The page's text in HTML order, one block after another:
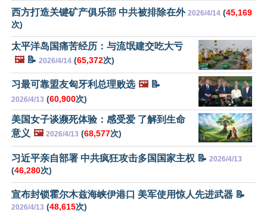
西方打造关键矿产俱乐部 中共被排除在外 2026/4/14 (45,169
次)
太平洋岛国痛苦经历：与流氓建交吃大亏
🖼️📝 2026/4/14 (65,372次)
习最可靠盟友匈牙利总理败选 🖼️📝
2026/4/13 (60,900次)
美国女子谈濒死体验：感受爱 了解到生命
意义 🖼️ 2026/4/13 (68,577次)
习近平亲自部署 中共疯狂攻击多国国家主权 📝 2026/4/13
(46,280次)
宣布封锁霍尔木兹海峡伊港口 美军使用惊人先进武器 📝
2026/4/13 (48,615次)